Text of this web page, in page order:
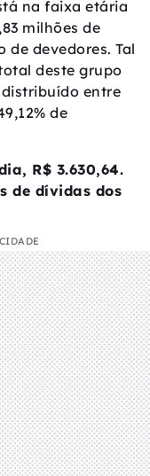
na faixa etária
milhões de
de devedores. Tal
deste grupo
entre
de
R$ 3.630,64.
de dívidas dos